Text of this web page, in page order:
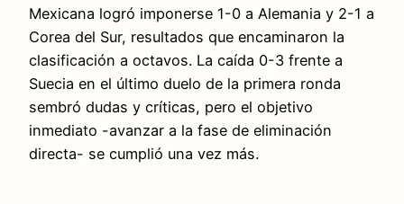
Mexicana logró imponerse 1-0 a Alemania y 2-1 a
Corea del Sur, resultados que encaminaron la
clasificación a octavos. La caída 0-3 frente a
Suecia en el último duelo de la primera ronda
sembró dudas y críticas, pero el objetivo
inmediato -avanzar a la fase de eliminación
directa- se cumplió una vez más.